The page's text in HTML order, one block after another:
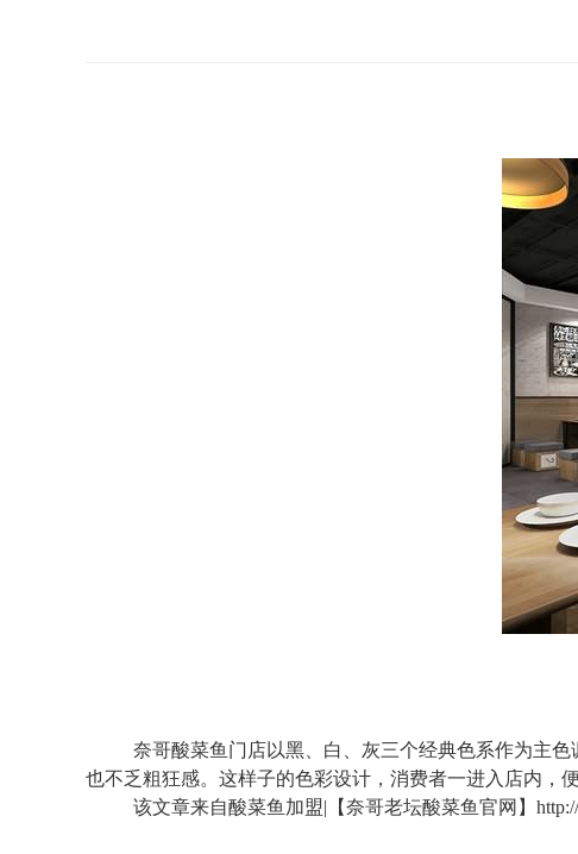
奈哥酸菜鱼门店以黑、白、灰三个经典色系作为主
也不乏粗狂感。这样子的色彩设计，消费者一进入店内，
该文章来自酸菜鱼加盟|【奈哥老坛酸菜鱼官网】